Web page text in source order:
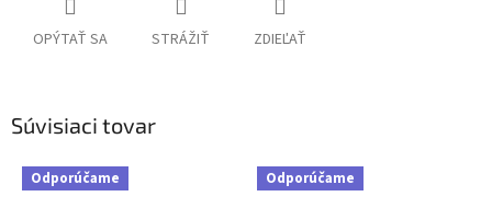
OPÝTAŤ SA STRÁŽIŤ ZDIEĽAŤ
Súvisiaci tovar
Odporúčame Odporúčame